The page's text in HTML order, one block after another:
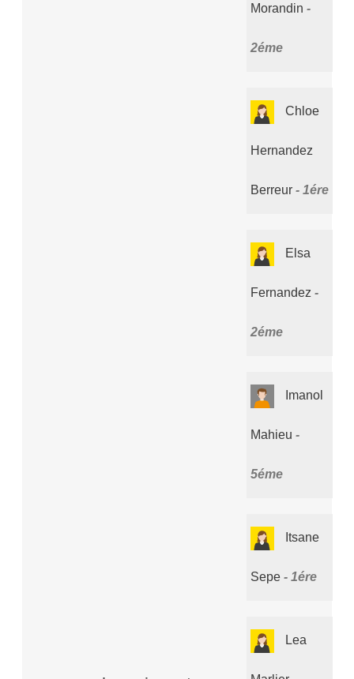
Morandin
2éme
Chloe
Hernandez
Berreur 1ére
Elsa
Fernandez
2éme
Imanol
Mahieu
5éme
Itsane
Sepe 1ére
Lea